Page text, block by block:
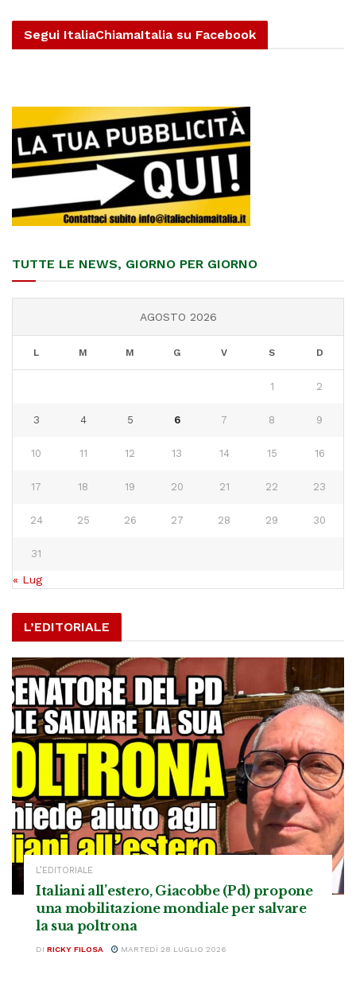
Segui ItaliaChiamaItalia su Facebook
TUTTE LE NEWS, GIORNO PER GIORNO
AGOSTO 2026
L M M G V S D
1 2
3 4 5 6 7 8 9
10 11 12 13 14 15 16
17 18 19 20 21 22 23
24 25 26 27 28 29 30
31
« Lug
L’EDITORIALE
L’EDITORIALE
Italiani all’estero, Giacobbe (Pd) propone
una mobilitazione mondiale per salvare
la sua poltrona
DI RICKY FILOSA MARTEDÌ 28 LUGLIO 2026